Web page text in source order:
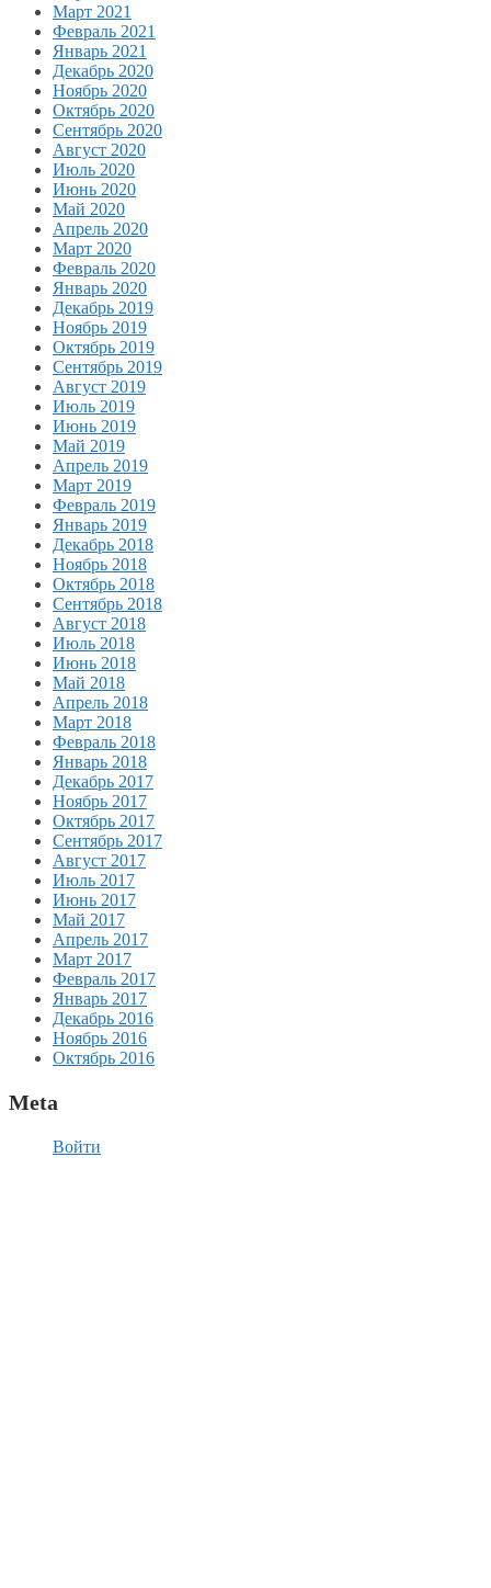
Март 2021
Февраль 2021
Январь 2021
Декабрь 2020
Ноябрь 2020
Октябрь 2020
Сентябрь 2020
Август 2020
Июль 2020
Июнь 2020
Май 2020
Апрель 2020
Март 2020
Февраль 2020
Январь 2020
Декабрь 2019
Ноябрь 2019
Октябрь 2019
Сентябрь 2019
Август 2019
Июль 2019
Июнь 2019
Май 2019
Апрель 2019
Март 2019
Февраль 2019
Январь 2019
Декабрь 2018
Ноябрь 2018
Октябрь 2018
Сентябрь 2018
Август 2018
Июль 2018
Июнь 2018
Май 2018
Апрель 2018
Март 2018
Февраль 2018
Январь 2018
Декабрь 2017
Ноябрь 2017
Октябрь 2017
Сентябрь 2017
Август 2017
Июль 2017
Июнь 2017
Май 2017
Апрель 2017
Март 2017
Февраль 2017
Январь 2017
Декабрь 2016
Ноябрь 2016
Октябрь 2016
Meta
Войти